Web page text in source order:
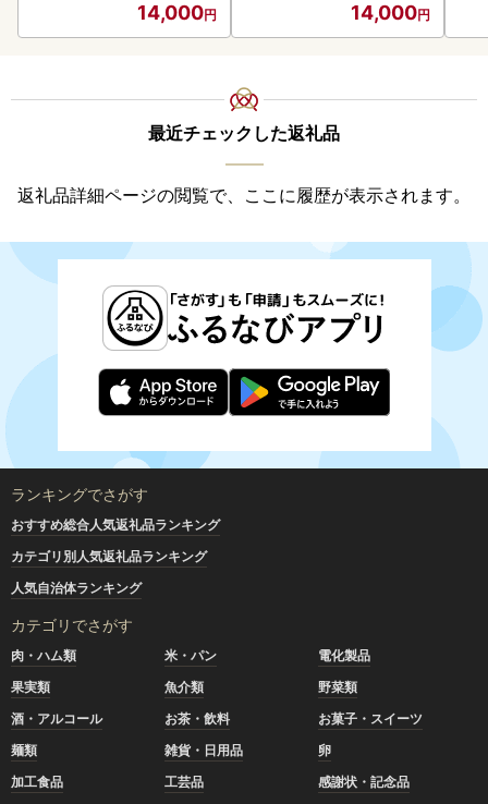
14,000 14,000
最近チェックした返礼品
返礼品詳細ページの閲覧で、ここに履歴が表示されます。
ランキングでさがす
おすすめ総合人気返礼品ランキング
カテゴリ別人気返礼品ランキング
人気自治体ランキング
カテゴリでさがす
肉・ハム類 米・パン
電化製品
果実類
魚介類
野菜類
酒・アルコール
お茶・飲料
お菓子・スイーツ
麺類
雑貨・日用品
卵
加工食品
工芸品
感謝状・記念品